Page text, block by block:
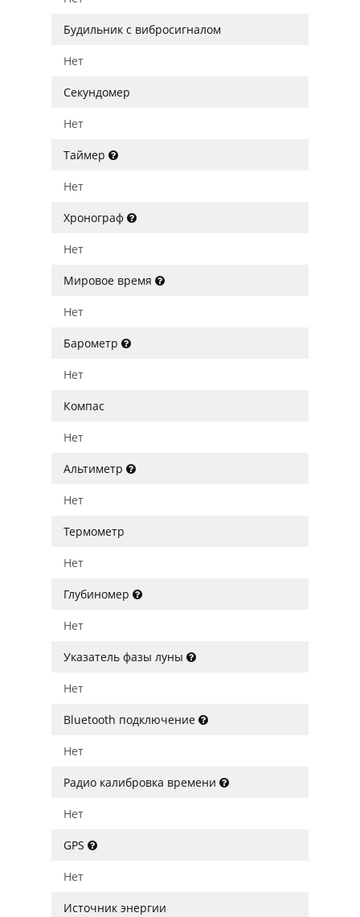
Будильник с вибросигналом
Нет
Секундомер
Нет
Таймер
Нет
Хронограф
Нет
Мировое время
Нет
Барометр
Нет
Компас
Нет
Альтиметр
Нет
Термометр
Нет
Глубиномер
Нет
Указатель фазы луны
Нет
Bluetooth подключение
Нет
Радио калибровка времени
Нет
GPS
Нет
Источник энергии